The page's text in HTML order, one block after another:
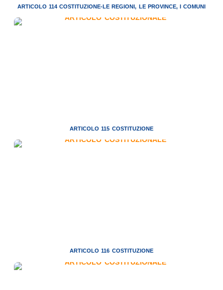
ARTICOLO 114 COSTITUZIONE-LE REGIONI, LE PROVINCE, I COMUNI
ARTICOLO 115 COSTITUZIONE
ARTICOLO 116 COSTITUZIONE